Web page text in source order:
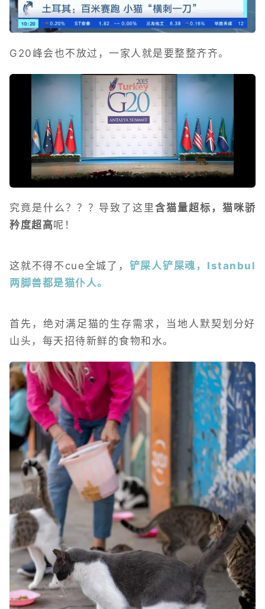
G20峰会也不放过，一家人就是要整整齐齐。
究竟是什么？？？导致了这里含猫量超标，猫咪骄
矜度超高呢！
这就不得不cue全城了， 铲屎人铲屎魂，Istanbul
两脚兽都是猫仆人。
首先，绝对满足猫的生存需求，当地人默契划分好
山头，每天招待新鲜的食物和水。